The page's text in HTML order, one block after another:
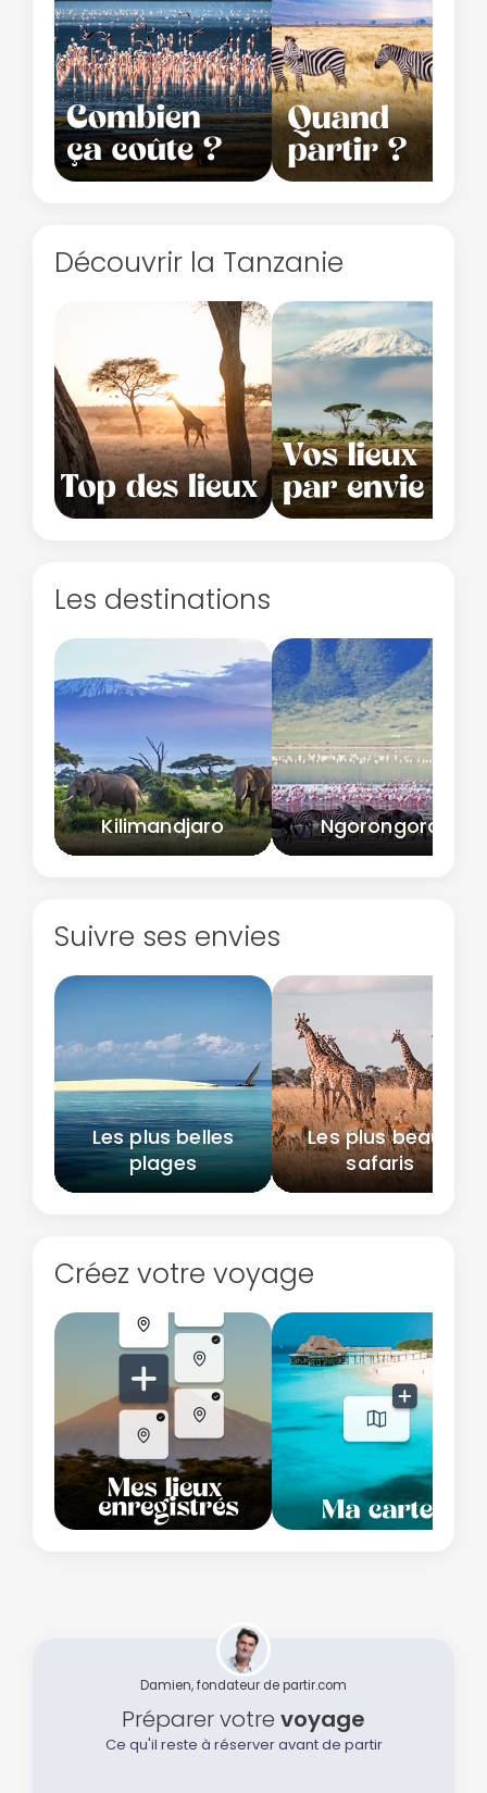
Découvrir la Tanzanie
Les destinations
Kilimandjaro Ngorongoro
Suivre ses envies
Les plus belles
plages
Les plus beaux
safaris
Créez votre voyage
Damien, fondateur de partir.com
Préparer votre voyage
Ce qu'il reste à réserver avant de partir